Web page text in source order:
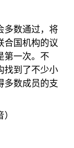
多数通过，将
合国机构的议
第一次。不
找到了不少小
多数成员的支